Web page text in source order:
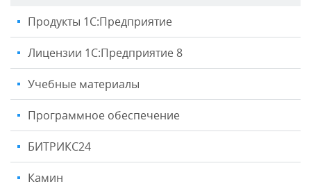
Продукты 1С:Предприятие
Лицензии 1С:Предприятие 8
Учебные материалы
Программное обеспечение
БИТРИКС24
Камин